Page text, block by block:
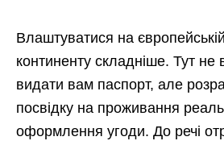
Влаштуватися на
континенту складніше. Тут не
видати вам паспорт, але
посвідку на проживання
оформлення угоди. До речі